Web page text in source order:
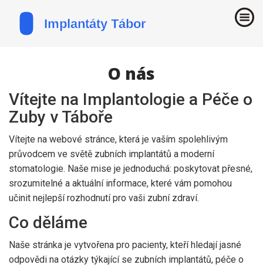
O nás
Vítejte na Implantologie a Péče o
Zuby v Táboře
Vítejte na webové stránce, která je vaším spolehlivým
průvodcem ve světě zubních implantátů a moderní
stomatologie. Naše mise je jednoduchá: poskytovat přesné,
srozumitelné a aktuální informace, které vám pomohou
učinit nejlepší rozhodnutí pro vaši zubní zdraví.
Co děláme
Naše stránka je vytvořena pro pacienty, kteří hledají jasné
odpovědi na otázky týkající se zubních implantátů, péče o